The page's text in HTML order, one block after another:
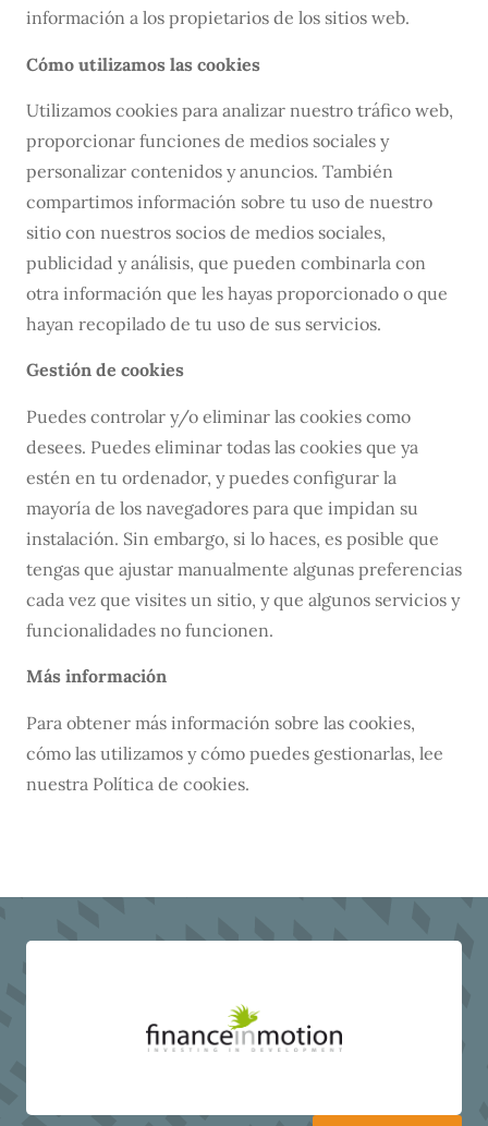
información a los propietarios de los sitios web.
Cómo utilizamos las cookies
Utilizamos cookies para analizar nuestro tráfico web,
proporcionar funciones de medios sociales y
personalizar contenidos y anuncios. También
compartimos información sobre tu uso de nuestro
sitio con nuestros socios de medios sociales,
publicidad y análisis, que pueden combinarla con
otra información que les hayas proporcionado o que
hayan recopilado de tu uso de sus servicios.
Gestión de cookies
Puedes controlar y/o eliminar las cookies como
desees. Puedes eliminar todas las cookies que ya
estén en tu ordenador, y puedes configurar la
mayoría de los navegadores para que impidan su
instalación. Sin embargo, si lo haces, es posible que
tengas que ajustar manualmente algunas preferencias
cada vez que visites un sitio, y que algunos servicios y
funcionalidades no funcionen.
Más información
Para obtener más información sobre las cookies,
cómo las utilizamos y cómo puedes gestionarlas, lee
nuestra Política de cookies.